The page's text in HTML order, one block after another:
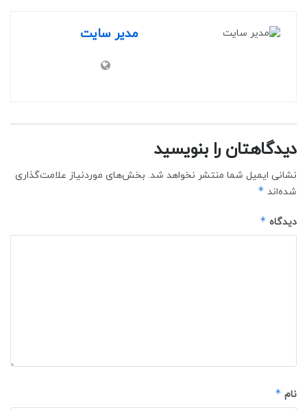
مدیر سایت
دیدگاهتان را بنویسید
نشانی ایمیل شما منتشر نخواهد شد. بخش‌های موردنیاز علامت‌گذاری
شده‌اند *
دیدگاه *
نام *